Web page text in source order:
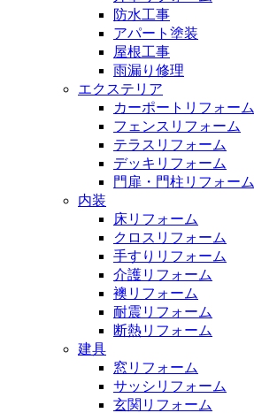
防水工事
アパート塗装
屋根工事
雨漏り修理
エクステリア
カーポートリフォーム
フェンスリフォーム
テラスリフォーム
デッキリフォーム
門扉・門柱リフォーム
内装
床リフォーム
クロスリフォーム
手すりリフォーム
介護リフォーム
襖リフォーム
耐震リフォーム
断熱リフォーム
建具
窓リフォーム
サッシリフォーム
玄関リフォーム